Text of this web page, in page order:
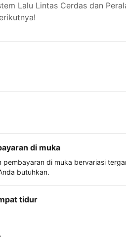
Lalu Lintas Cerdas dan
di muka
pembayaran di muka bervariasi
butuhkan.
tidur